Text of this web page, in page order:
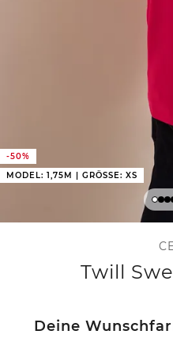
-50%
MODEL: 1,75M | GRÖSSE: XS
Twill
Deine